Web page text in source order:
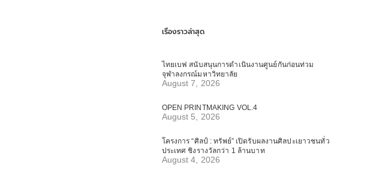
เรื่องราวล่าสุด
ไทยเบฟ สนับสนุนการดำเนินงานศูนย์กันก่อนท่วม
จุฬาลงกรณ์มหาวิทยาลัย
August 7, 2026
OPEN PRINTMAKING VOL.4
August 5, 2026
โครงการ “ศิลป์ : ทรัพย์” เปิดรับผลงานศิลปะเยาวชนทั่ว
ประเทศ ชิงรางวัลกว่า 1 ล้านบาท
August 4, 2026